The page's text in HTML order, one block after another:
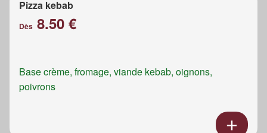
Pizza kebab
Dès 8.50 €
Base crème, fromage, viande kebab, oignons,
poivrons